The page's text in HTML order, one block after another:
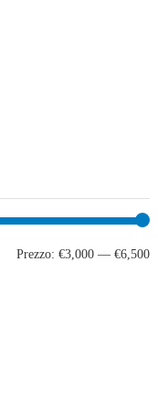
Prezzo:€3,000 —€6,500